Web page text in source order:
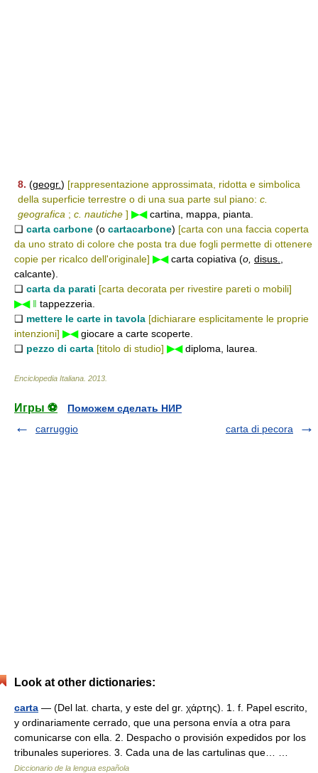
8. (geogr.) [rappresentazione approssimata, ridotta e simbolica
della superficie terrestre o di una sua parte sul piano: c.
geografica ; c. nautiche ] ▶◀cartina, mappa, pianta.
❑ carta carbone (o cartacarbone) [carta con una faccia coperta
da uno strato di colore che posta tra due fogli permette di ottenere
copie per ricalco dell'originale] ▶◀carta copiativa (o, disus.
calcante).
❑ carta da parati [carta decorata per rivestire pareti o mobili]
▶◀ ‖ tappezzeria.
❑ mettere le carte in tavola [dichiarare esplicitamente le proprie
intenzioni] ▶◀giocare a carte scoperte.
❑ pezzo di carta [titolo di studio] ▶◀diploma, laurea.
Enciclopedia Italiana 2013
Игры ⚽
Поможем сделать НИР
carruggio
carta di pecora
Look at other dictionaries:
carta — (Del lat. charta, y este del gr. χάρτης). 1. f. Papel escrito,
y ordinariamente cerrado, que una persona envía a otra para
comunicarse con ella. 2. Despacho o provisión expedidos por los
tribunales superiores. 3. Cada una de las cartulinas que… …
Diccionario de la lengua española